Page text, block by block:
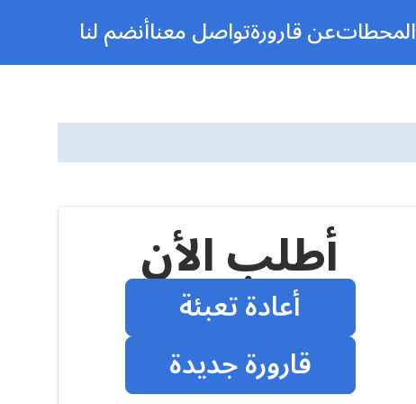
المحطاتعن قارورةتواصل معناأنضم لنا
أطلب الأن
أعادة تعبئة
قارورة جديدة